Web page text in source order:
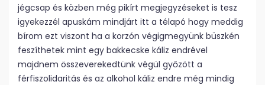
jégcsap és közben még pikírt megjegyzéseket is tesz
igyekezzél apuskám mindjárt itt a télapó hogy meddig
bírom ezt viszont ha a korzón végigmegyünk büszkén
feszíthetek mint egy bakkecske káliz endrével
majdnem összeverekedtünk végül győzött a
férfiszolidaritás és az alkohol káliz endre még mindig